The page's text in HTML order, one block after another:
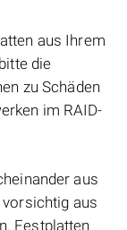
aus Ihrem
die
zu Schäden
im RAID-
aus
vorsichtig aus
Festplatten